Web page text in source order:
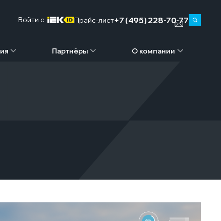
Войти c Прайс-лист+7 (495) 228-70-77
Партнёры О компании